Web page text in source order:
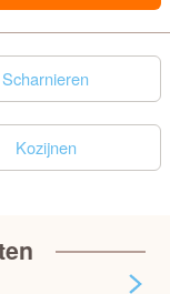
Scharnieren
Kozijnen